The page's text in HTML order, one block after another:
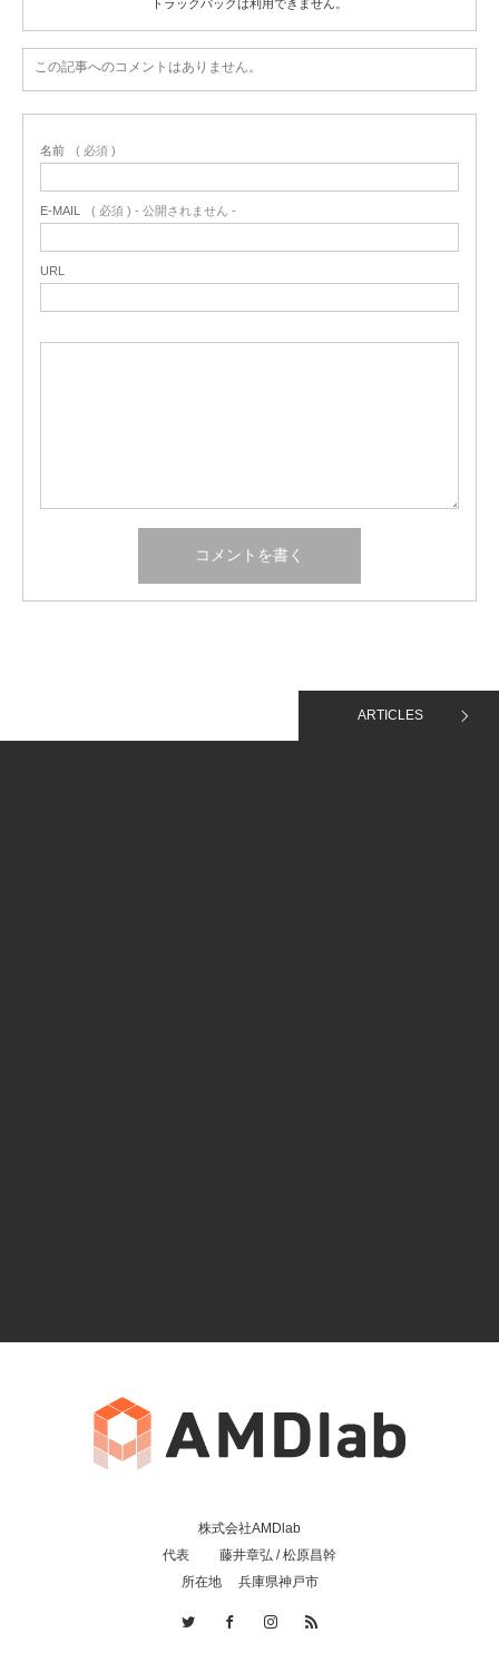
トラックバックは利用できません。
この記事へのコメントはありません。
名前 ( 必須 )
E-MAIL ( 必須 ) - 公開されません -
URL
ARTICLES
株式会社AMDlab
代表 藤井章弘 / 松原昌幹
所在地 兵庫県神戸市